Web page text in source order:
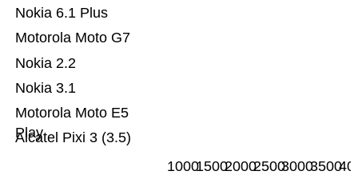
Alcatel Pixi 3 (3.5)
Motorola Moto E5
Play
Nokia 3.1
Nokia 2.2
Motorola Moto G7
Nokia 6.1 Plus
100015002000250030003500